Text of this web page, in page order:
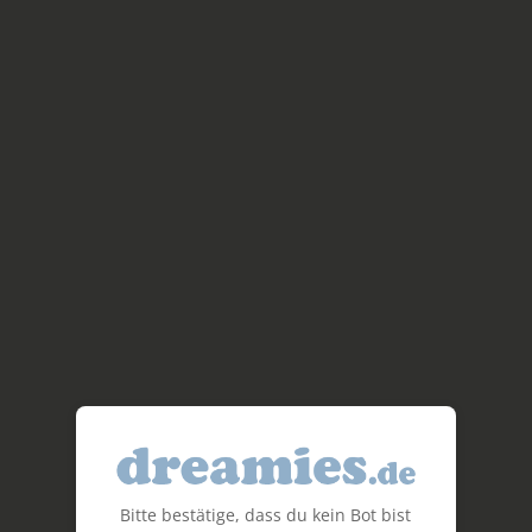
Bitte bestätige, dass du kein Bot bist